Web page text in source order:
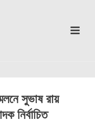
সুভাষ রায়
নির্বাচিত